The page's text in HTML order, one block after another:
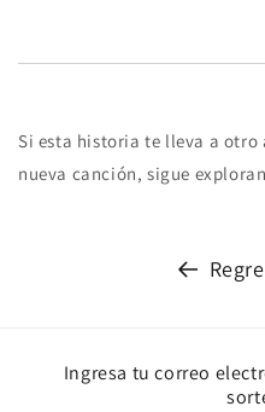
Si esta historia te lleva a
nueva canción, sigue
Ingresa tu correo